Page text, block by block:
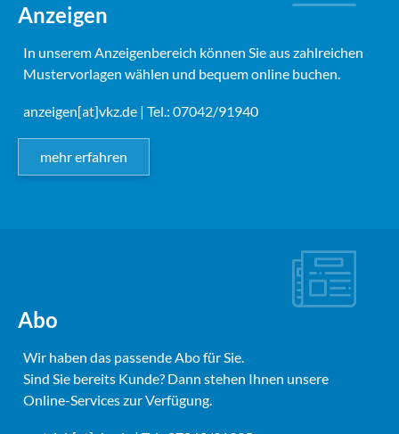
Anzeigen
In unserem Anzeigenbereich können Sie aus zahlreichen
Mustervorlagen wählen und bequem online buchen.
anzeigen[at]vkz.de | Tel.: 07042/91940
mehr erfahren
Abo
Wir haben das passende Abo für Sie.
Sind Sie bereits Kunde? Dann stehen Ihnen unsere
Online-Services zur Verfügung.